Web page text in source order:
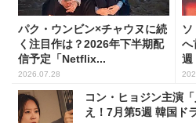
パク・ウンビン×チャウヌに続
く注目作は？2026年下半期配
信予定「Netflix...
2026.07.28
へ
週
コン・ヒョジン主演
え！7月第5週 韓国ド